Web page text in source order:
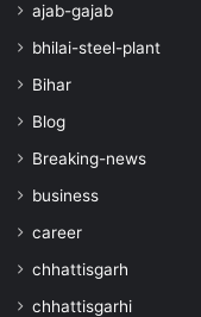
ajab-gajab
bhilai-steel-plant
Bihar
Blog
Breaking-news
business
career
chhattisgarh
chhattisgarhi